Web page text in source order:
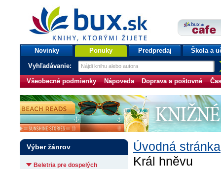
bux.sk
knihy, ktorými žijete
Úvodná stránka
Novinky Ponuky Predpredaj Škola a
Vyhľadávanie:
Všeobecné podmienky Nápoveda Doprava a poštovné
Úvodná stránka
Král hněvu
Výber žánrov
Beletria pre dospelých